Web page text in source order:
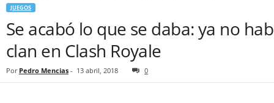
JUEGOS
Se acabó lo que se daba: ya no
clan en Clash Royale
Por Pedro Mencias - 13 abril, 2018 0